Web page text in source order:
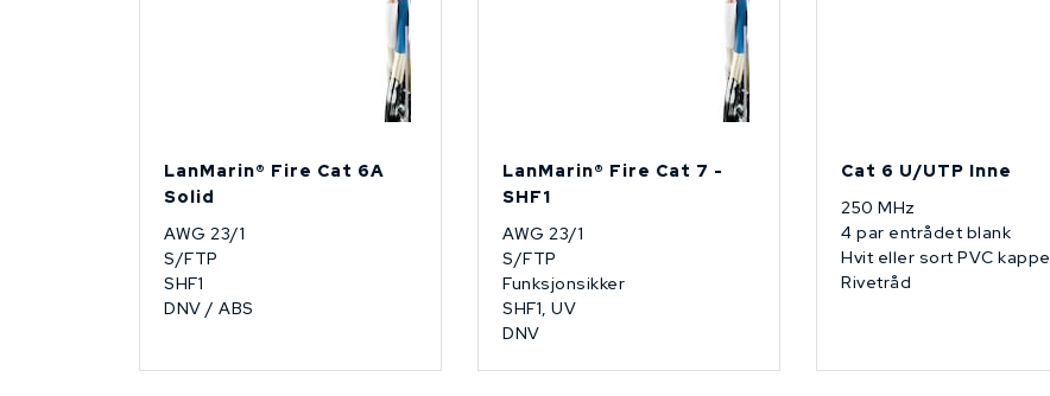
LanMarin® Fire Cat 6A
Solid
AWG 23/1
S/FTP
SHF1
DNV / ABS
LanMarin® Fire Cat 7 -
SHF1
AWG 23/1
S/FTP
Funksjonsikker
SHF1, UV
DNV
Cat 6 U/UTP Inne
250 MHz
4 par entrådet blank
Hvit eller sort PVC kappe
Rivetråd